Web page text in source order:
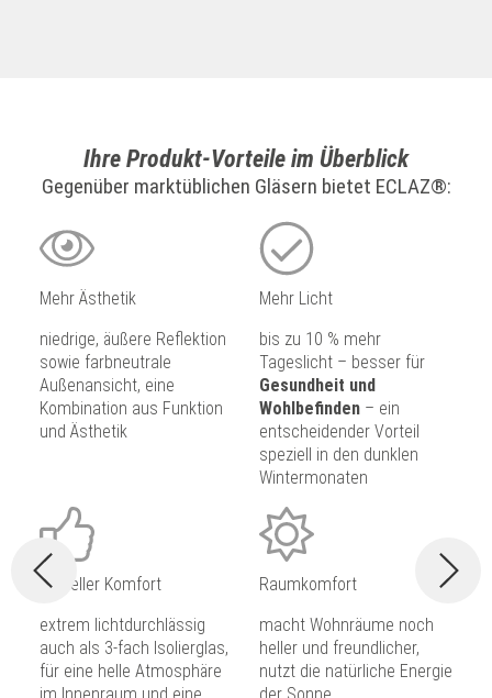
Ihre Produkt-Vorteile im Überblick
Gegenüber marktüblichen Gläsern bietet ECLAZ®:
Mehr Ästhetik
niedrige, äußere Reflektion
sowie farbneutrale
Außenansicht, eine
Kombination aus Funktion
und Ästhetik
Mehr Licht
bis zu 10 % mehr
Tageslicht – besser für
Gesundheit und
Wohlbefinden – ein
entscheidender Vorteil
speziell in den dunklen
Wintermonaten
Visueller Komfort
extrem lichtdurchlässig
auch als 3-fach Isolierglas,
für eine helle Atmosphäre
Raumkomfort
macht Wohnräume noch
heller und freundlicher,
nutzt die natürliche Energie